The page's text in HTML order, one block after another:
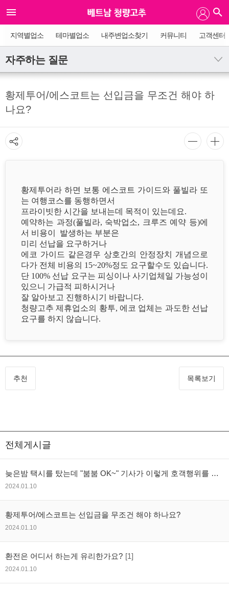
지역별업소 테마별업소 내주변업소찾기 커뮤니티 고객센터
자주하는 질문
황제투어/에스코트는 선입금을 무조건 해야 하
나요?
황제투어라 하면 보통 에스코트 가이드와 풀빌라 또
는 여행코스를 동행하면서
프라이빗한 시간을 보내는데 목적이 있는데요.
예약하는 과정(풀빌라, 숙박업소, 크루즈 예약 등)에
서 비용이 발생하는 부분은
미리 선납을 요구하거나
에코 가이드 같은경우 상호간의 안정장치 개념으로
다가 전체 비용의 15~20%정도 요구할수도 있습니다.
단 100% 선납 요구는 피싱이나 사기업체일 가능성이
있으니 가급적 피하시거나
잘 알아보고 진행하시기 바랍니다.
청량고추 제휴업소의 황투, 에코 업체는 과도한 선납
요구를 하지 않습니다.
추천 목록보기
전체게시글
늦은밤 택시를 탔는데 "붐붐 OK~" 기사가 이렇게 호객행위를 하
2024.01.10
황제투어/에스코트는 선입금을 무조건 해야 하나요?
2024.01.10
환전은 어디서 하는게 유리한가요? [1]
2024.01.10